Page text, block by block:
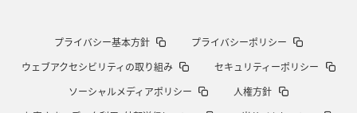
プライバシー基本方針
プライバシーポリシー
ウェブアクセシビリティの取り組み
セキュリティーポリシー
ソーシャルメディアポリシー
人権方針